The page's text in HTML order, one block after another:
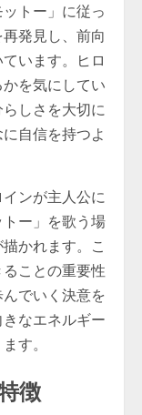
トー」に従っ
発見し、前向
います。ヒロ
を気にしてい
しさを大切に
自信を持つよ
ンが主人公に
ー」を歌う場
かれます。こ
ことの重要性
でいく決意を
なエネルギー
す。
徴